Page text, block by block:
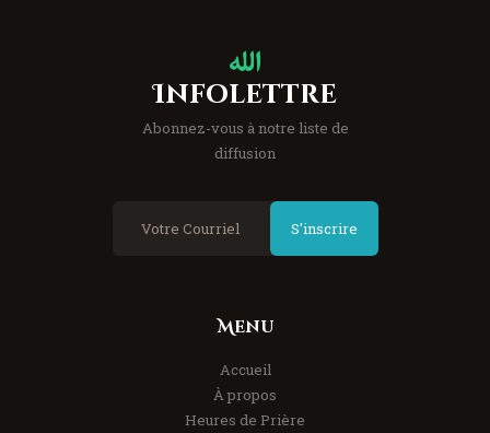
Infolettre
Abonnez-vous à notre liste de
diffusion
S'inscrire
Menu
Accueil
À propos
Heures de Prière